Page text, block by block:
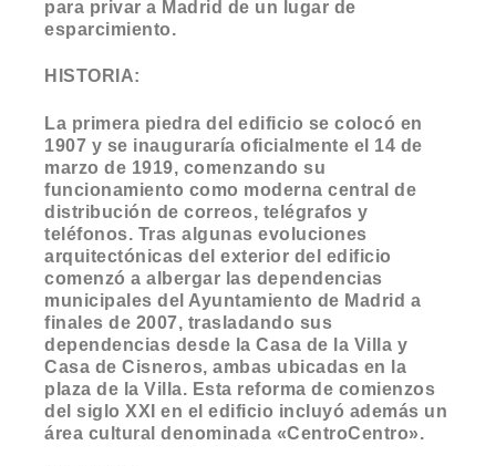
para privar a Madrid de un lugar de
esparcimiento.
HISTORIA:
La primera piedra del edificio se colocó en
1907 y se inauguraría oficialmente el 14 de
marzo de 1919, comenzando su
funcionamiento como moderna central de
distribución de correos, telégrafos y
teléfonos. Tras algunas evoluciones
arquitectónicas del exterior del edificio
comenzó a albergar las dependencias
municipales del Ayuntamiento de Madrid a
finales de 2007, trasladando sus
dependencias desde la Casa de la Villa y
Casa de Cisneros, ambas ubicadas en la
plaza de la Villa. Esta reforma de comienzos
del siglo XXI en el edificio incluyó además un
área cultural denominada «CentroCentro».